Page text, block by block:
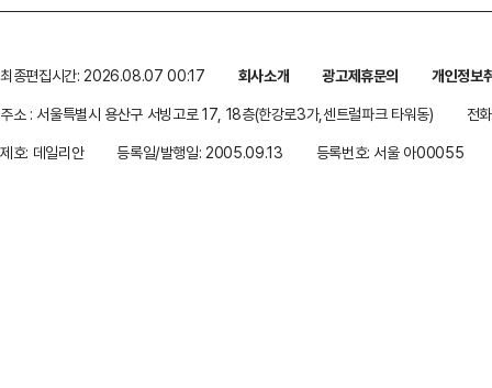
최종편집시간: 2026.08.07 00:17 회사소개 광고제휴문의
개인정보
주소 : 서울특별시 용산구 서빙고로 17, 18층(한강로3가,센트럴파크 타워동)
전
제호: 데일리안
등록일/발행일: 2005.09.13 등록번호: 서울 아00055